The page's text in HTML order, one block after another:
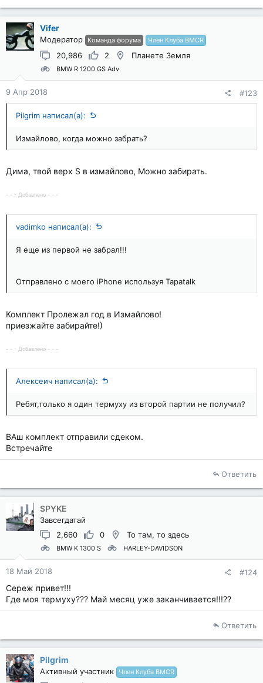
Vifer
Модератор Команда форума Член Клуба BMCR
20,986 2 Планете Земля
BMW R 1200 GS Adv
9 Апр 2018 #123
Pilgrim написал(а):
Измайлово, когда можно забрать?
Дима, твой верх S в измайлово, Можно забирать.
- - - Добавлено - - -
vadimko написал(а):
Я еще из первой не забрал!!!
Отправлено с моего iPhone используя Tapatalk
Комплект Пролежал год в Измайлово!
приезжайте забирайте!)
- - - Добавлено - - -
Алексеич написал(а):
Ребят,только я один термуху из второй партии не получил?
ВАш комплект отправили сдеком.
Встречайте
Ответить
SPYKE
Завсегдатай
2,660
0 То там, то здесь
BMW K 1300 S HARLEY-DAVIDSON
18 Май 2018 #124
Сереж привет!!!
Где моя термуху??? Май месяц уже заканчивается!!!??
Ответить
Pilgrim
Активный участник Член Клуба BMCR